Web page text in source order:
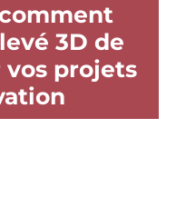
3D de
projets